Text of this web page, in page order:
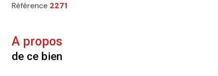
Référence 2271
A propos
de ce bien